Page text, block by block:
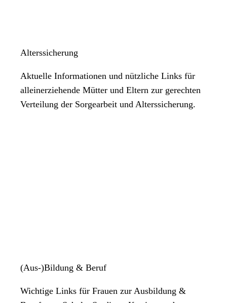
Alterssicherung
Aktuelle Informationen und nützliche Links für
alleinerziehende Mütter und Eltern zur gerechten
Verteilung der Sorgearbeit und Alterssicherung.
(Aus-)Bildung & Beruf
Wichtige Links für Frauen zur Ausbildung &